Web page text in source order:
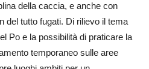
della caccia, e anche con
del tutto fugati. Di rilievo il tema
Po e la possibilità di praticare la
temporaneo sulle aree